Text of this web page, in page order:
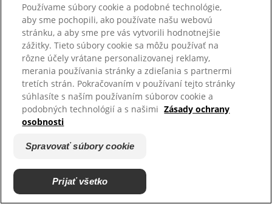
Germany - Deutschland
Greater China - Hong Kong SAR
Magyarország
Italy - Italia
Latvia - Latvija
Lietuva
Netherlands - Nederland
Poland - Polska
România
Serbian (Serbia)
Slovensko
Slovenija
Switzerland (Schweiz)
Switzerland (Suisse)
Používame súbory cookie a podobné technológie,
aby sme pochopili, ako používate našu webovú
stránku, a aby sme pre vás vytvorili hodnotnejšie
zážitky. Tieto súbory cookie sa môžu používať na
rôzne účely vrátane personalizovanej reklamy,
merania používania stránky a zdieľania s partnermi
tretích strán. Pokračovaním v používaní tejto stránky
súhlasíte s naším používaním súborov cookie a
podobných technológií a s našimi Zásady ochrany
osobnosti
Spravovať súbory cookie
Prijať všetko